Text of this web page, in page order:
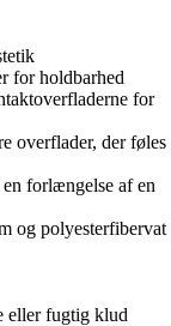
for holdbarhed
for
overflader, der føles
forlængelse af en
og polyesterfibervat
eller fugtig klud